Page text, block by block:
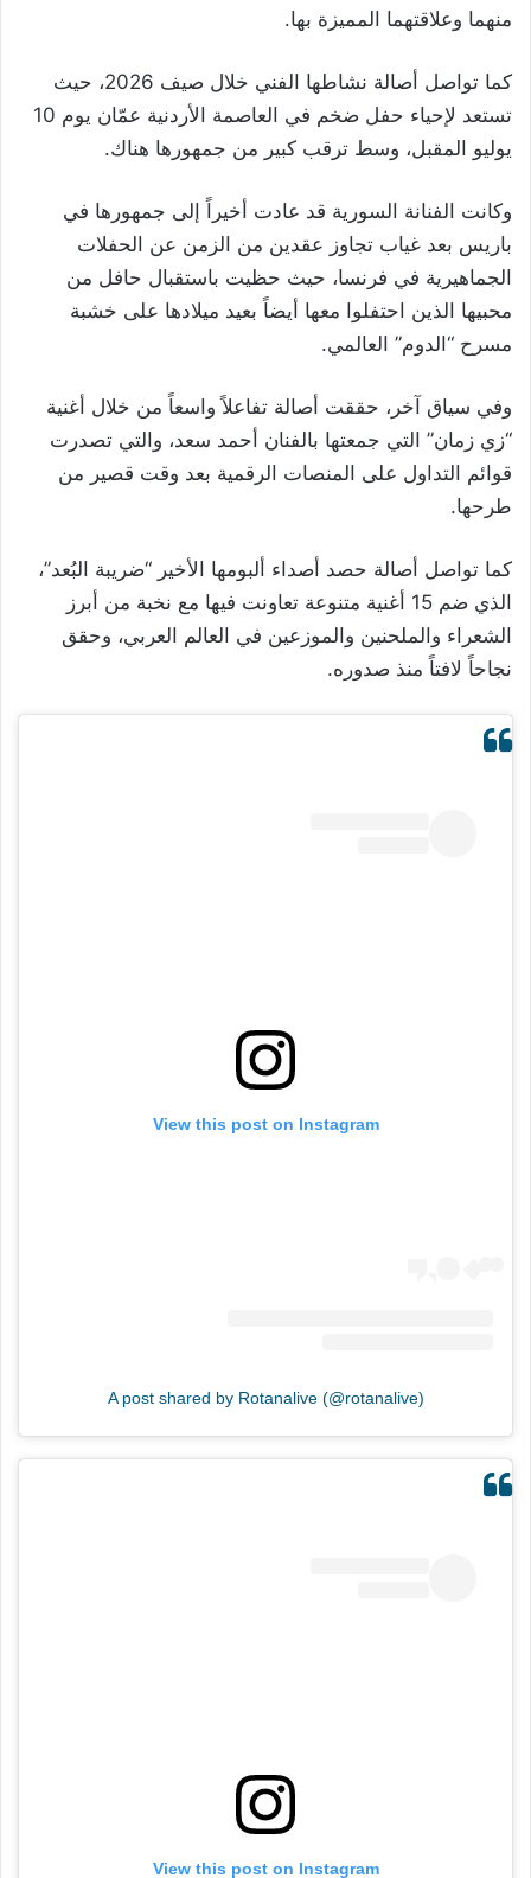
منهما وعلاقتهما المميزة بها.
كما تواصل أصالة نشاطها الفني خلال صيف 2026، حيث
تستعد لإحياء حفل ضخم في العاصمة الأردنية عمّان يوم 10
يوليو المقبل، وسط ترقب كبير من جمهورها هناك.
وكانت الفنانة السورية قد عادت أخيراً إلى جمهورها في
باريس بعد غياب تجاوز عقدين من الزمن عن الحفلات
الجماهيرية في فرنسا، حيث حظيت باستقبال حافل من
محبيها الذين احتفلوا معها أيضاً بعيد ميلادها على خشبة
مسرح “الدوم” العالمي.
وفي سياق آخر، حققت أصالة تفاعلاً واسعاً من خلال أغنية
“زي زمان” التي جمعتها بالفنان أحمد سعد، والتي تصدرت
قوائم التداول على المنصات الرقمية بعد وقت قصير من
طرحها.
كما تواصل أصالة حصد أصداء ألبومها الأخير “ضريبة البُعد”،
الذي ضم 15 أغنية متنوعة تعاونت فيها مع نخبة من أبرز
الشعراء والملحنين والموزعين في العالم العربي، وحقق
نجاحاً لافتاً منذ صدوره.
View this post on Instagram
A post shared by Rotanalive (@rotanalive)
View this post on Instagram